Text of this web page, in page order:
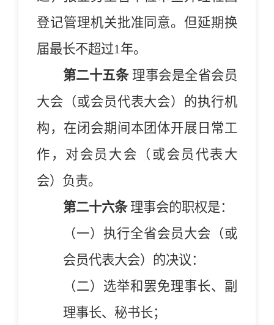
登记管理机关批准同意。但延期换
届最长不超过1年。
第二十五条理事会是全省会员
大会（或会员代表大会）的执行机
构，在闭会期间本团体开展日常工
作，对会员大会（或会员代表大
会）负责。
第二十六条理事会的职权是：
（一）执行全省会员大会（或
会员代表大会）的决议：
（二）选举和罢免理事长、副
理事长、秘书长；